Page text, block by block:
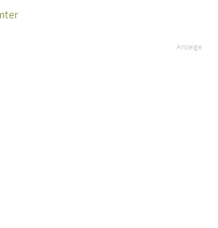
Anzeige